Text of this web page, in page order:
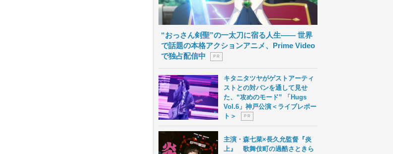
“おっさん剣聖”の一太刀に宿る人生―― 世界
で話題の本格アクションアニメ、Prime Video
で独占配信中
P R
キタニタツヤがゲストアーティ
ストとの対バンを通して見せ
た、“攻めのモード” 「Hugs
Vol.6」神戸公演＜ライブレポー
ト＞
P R
主演・森七菜×長久允監督『炎
上』 歌舞伎町の過酷さときら